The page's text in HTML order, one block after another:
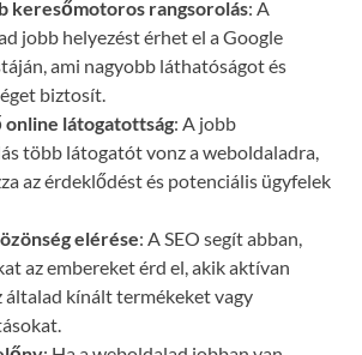
keresőmotoros rangsorolás: A
jobb helyezést érhet el a Google
ami nagyobb láthatóságot és
biztosít.
látogatottság: A jobb
több látogatót vonz a weboldaladra,
az érdeklődést és potenciális ügyfelek
elérése: A SEO segít abban,
az embereket érd el, akik aktívan
általad kínált termékeket vagy